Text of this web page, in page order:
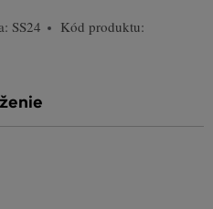
SS24
Kód produktu: